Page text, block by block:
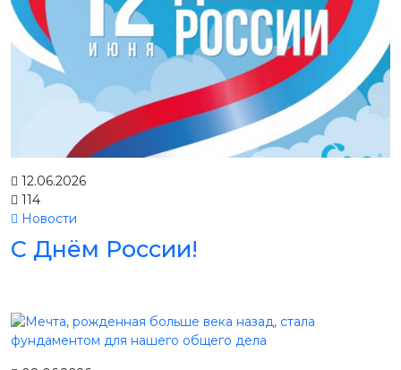
12.06.2026
114
Новости
С Днём России!